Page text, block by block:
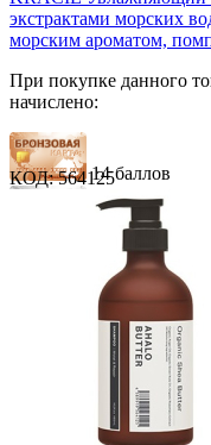
экстрактами морских
морским ароматом,
При покупке данного
начислено:
14 баллов
21 балл
35 баллов
724.00 Р
за 1.00 мл
Нет в наличии
 
КОД: 564125